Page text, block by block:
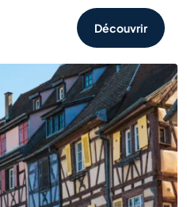
Découvrir